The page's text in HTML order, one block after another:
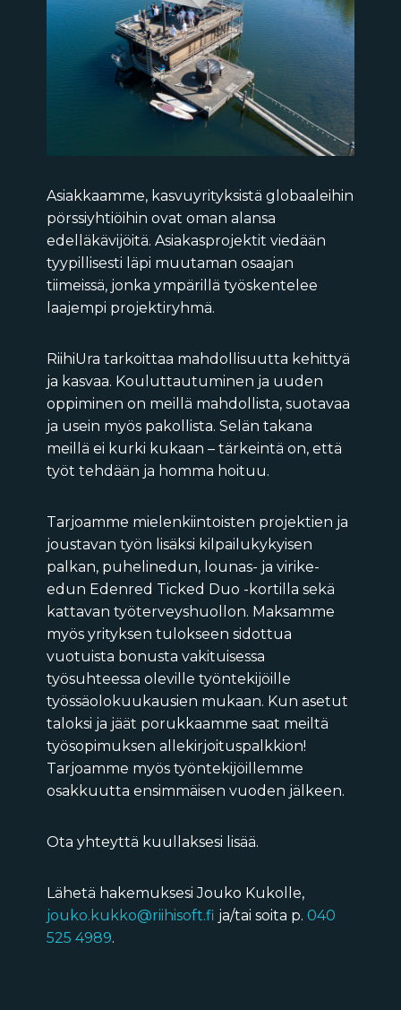
Asiakkaamme, kasvuyrityksistä globaaleihin
pörssiyhtiöihin ovat oman alansa
edelläkävijöitä. Asiakasprojektit viedään
tyypillisesti läpi muutaman osaajan
tiimeissä, jonka ympärillä työskentelee
laajempi projektiryhmä.
RiihiUra tarkoittaa mahdollisuutta kehittyä
ja kasvaa. Kouluttautuminen ja uuden
oppiminen on meillä mahdollista, suotavaa
ja usein myös pakollista. Selän takana
meillä ei kurki kukaan – tärkeintä on, että
työt tehdään ja homma hoituu.
Tarjoamme mielenkiintoisten projektien ja
joustavan työn lisäksi kilpailukykyisen
palkan, puhelinedun, lounas- ja virike-
edun Edenred Ticked Duo -kortilla sekä
kattavan työterveyshuollon. Maksamme
myös yrityksen tulokseen sidottua
vuotuista bonusta vakituisessa
työsuhteessa oleville työntekijöille
työssäolokuukausien mukaan. Kun asetut
taloksi ja jäät porukkaamme saat meiltä
työsopimuksen allekirjoituspalkkion!
Tarjoamme myös työntekijöillemme
osakkuutta ensimmäisen vuoden jälkeen.
Ota yhteyttä kuullaksesi lisää.
Lähetä hakemuksesi Jouko Kukolle,
jouko.kukko@riihisoft.fi ja/tai soita p. 040
525 4989.